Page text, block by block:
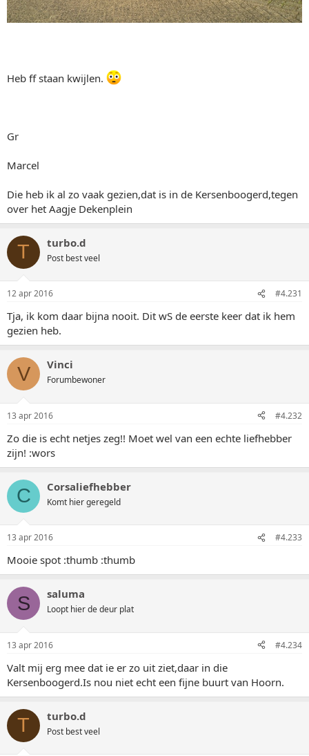
Heb ff staan kwijlen.
Gr
Marcel
Die heb ik al zo vaak gezien,dat is in de Kersenboogerd,tegen
over het Aagje Dekenplein
T turbo.d
Post best veel
12 apr 2016 #4.231
Tja, ik kom daar bijna nooit. Dit wS de eerste keer dat ik hem
gezien heb.
V Vinci
Forumbewoner
13 apr 2016 #4.232
Zo die is echt netjes zeg!! Moet wel van een echte liefhebber
zijn! :wors
C Corsaliefhebber
Komt hier geregeld
13 apr 2016 #4.233
Mooie spot :thumb :thumb
S saluma
Loopt hier de deur plat
13 apr 2016 #4.234
Valt mij erg mee dat ie er zo uit ziet,daar in die
Kersenboogerd.Is nou niet echt een fijne buurt van Hoorn.
T turbo.d
Post best veel